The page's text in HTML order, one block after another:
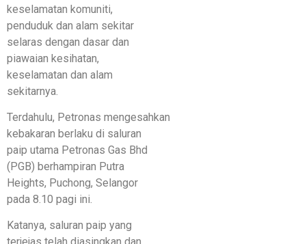
keselamatan komuniti,
penduduk dan alam sekitar
selaras dengan dasar dan
piawaian kesihatan,
keselamatan dan alam
sekitarnya.
Terdahulu, Petronas mengesahkan
kebakaran berlaku di saluran
paip utama Petronas Gas Bhd
(PGB) berhampiran Putra
Heights, Puchong, Selangor
pada 8.10 pagi ini.
Katanya, saluran paip yang